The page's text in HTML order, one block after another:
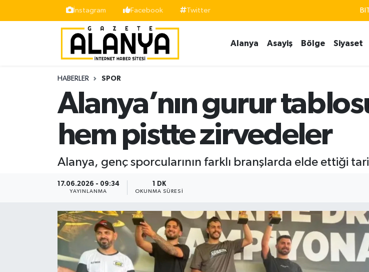
İnstagram Facebook Twitter
Alanya Asayiş Bölge Siyaset
HABERLER SPOR
Alanya’nın gurur
hem pistte zirvedeler
Alanya, genç sporcularının farklı branşlarda elde ettiği
17.06.2026 - 09:34
YAYINLANMA
1 DK
OKUNMA SÜRESI
Siyaset
Gazipaşa
İstanbul Nöbetçi Eczaneler
İstanbul Hava Durumu
Süper Lig Puan Durumu ve Fikstür
Tüm Manşetler
Son Dakika Haberleri
Haber Arşivi